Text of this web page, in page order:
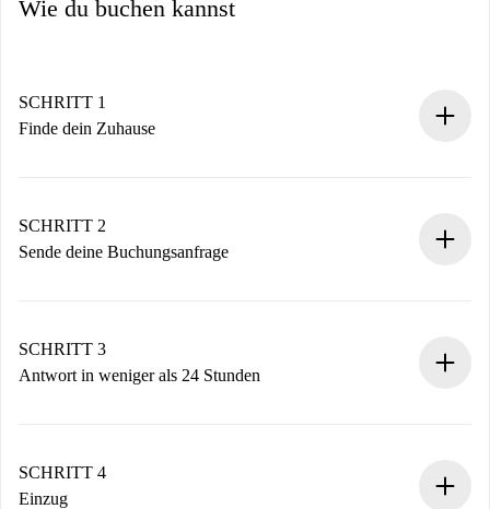
Wie du buchen kannst
SCHRITT 1
Finde dein Zuhause
Du erhältst alle notwendigen Informationen im Voraus.
SCHRITT 2
Sende deine Buchungsanfrage
Denk daran, dass wir dich erst belasten, wenn der
Vermieter zustimmt.
SCHRITT 3
Antwort in weniger als 24 Stunden
stellen den Kontakt her.
Wenn der Vermieter ablehnen muss, entstehen keine
SCHRITT 4
Einzug